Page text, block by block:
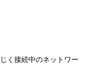
く接続中のネットワー